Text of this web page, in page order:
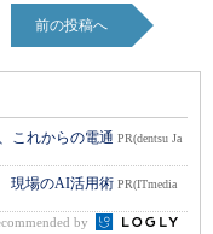
前の投稿へ
これからの電通 PR(dentsu Ja
現場のAI活用術 PR(ITmedia
by